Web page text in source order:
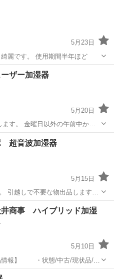
5月23日
状態は良好。綺麗です。 使用期間半年ほど
季節、空調家電
ザー加湿器
5月20日
す。 金曜日以外の午前中から
団地公会堂の道を挟んだ古紙回
ます。
アロマディフューザー
超音波加湿器
5月15日
みで美品です。 クリーニ
のクリエイ
空調家電 のみで
井商事 ハイブリッド加湿
5月10日
徴/木造〜28畳まで ・付属品
節、空調家電